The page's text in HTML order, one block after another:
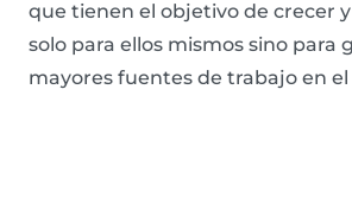
que tienen el objetivo de crecer
solo para ellos mismos sino para
mayores fuentes de trabajo en